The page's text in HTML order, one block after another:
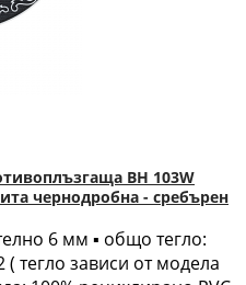
BH 103W
чернодробна - сребърен
6 мм ▪ общо тегло:
тегло зависи от модела